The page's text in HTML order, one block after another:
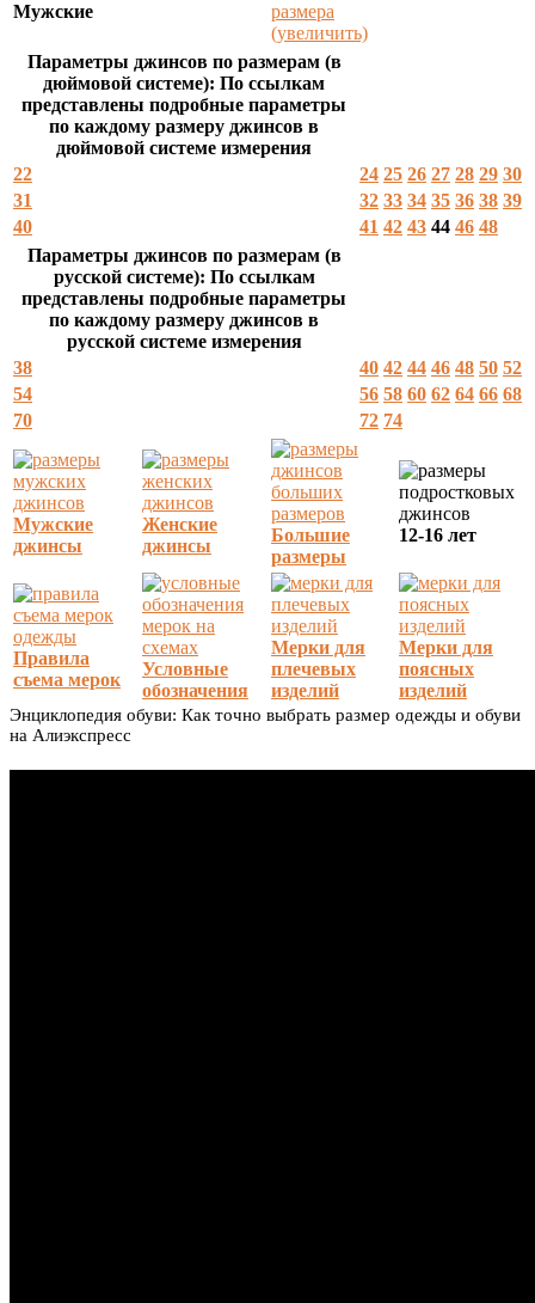
Мужские
(увеличить)
Параметры джинсов по размерам (в
дюймовой системе): По ссылкам
представлены подробные параметры
по каждому размеру джинсов в
дюймовой системе измерения
22
24 25 26 27 28 29 30
31
32 33 34 35 36 38 39
40
41 42 43 44 46 48
Параметры джинсов по размерам (в
русской системе): По ссылкам
представлены подробные параметры
по каждому размеру джинсов в
русской системе измерения
38
40 42 44 46 48 50 52
54
56 58 60 62 64 66 68
70
72 74
Мужские
джинсы
Женские
джинсы
Большие
размеры
12-16 лет
Правила
съема мерок
Условные
обозначения
Мерки для
плечевых
изделий
Мерки для
поясных
изделий
Энциклопедия обуви: Как точно выбрать размер одежды и обуви
на Алиэкспресс